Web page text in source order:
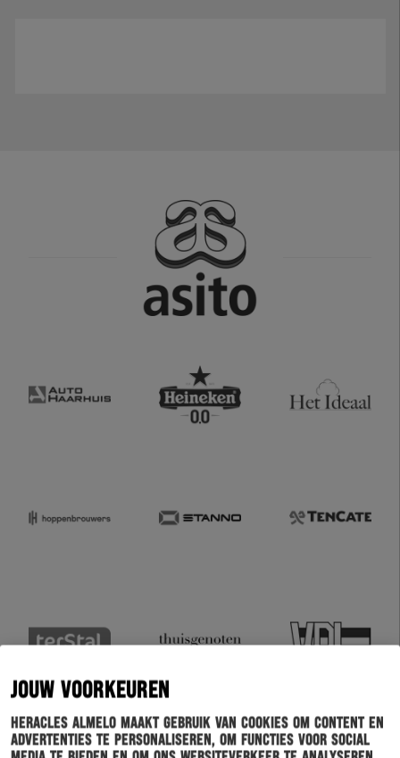
JOUW VOORKEUREN
Heracles Almelo maakt gebruik van cookies om content en
advertenties te personaliseren, om functies voor social